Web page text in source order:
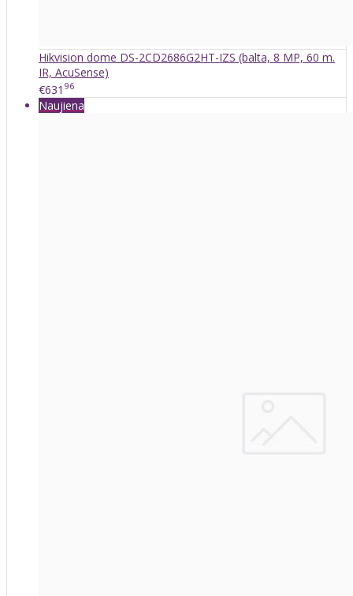
Hikvision dome DS-2CD2686G2HT-IZS (balta, 8 MP, 60 m.
IR, AcuSense)
€631 96
Naujiena